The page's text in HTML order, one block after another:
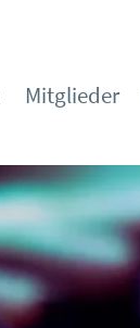
Mitglieder